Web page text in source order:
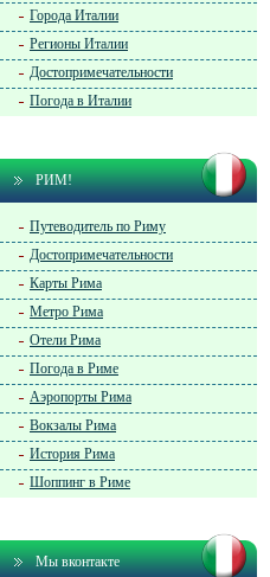
Города Италии
Регионы Италии
Достопримечательности
Погода в Италии
РИМ!
Путеводитель по Риму
Достопримечательности
Карты Рима
Метро Рима
Отели Рима
Погода в Риме
Аэропорты Рима
Вокзалы Рима
История Рима
Шоппинг в Риме
Мы вконтакте